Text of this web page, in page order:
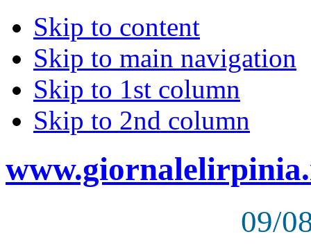
Skip to content
Skip to main navigation
Skip to 1st column
Skip to 2nd column
09/